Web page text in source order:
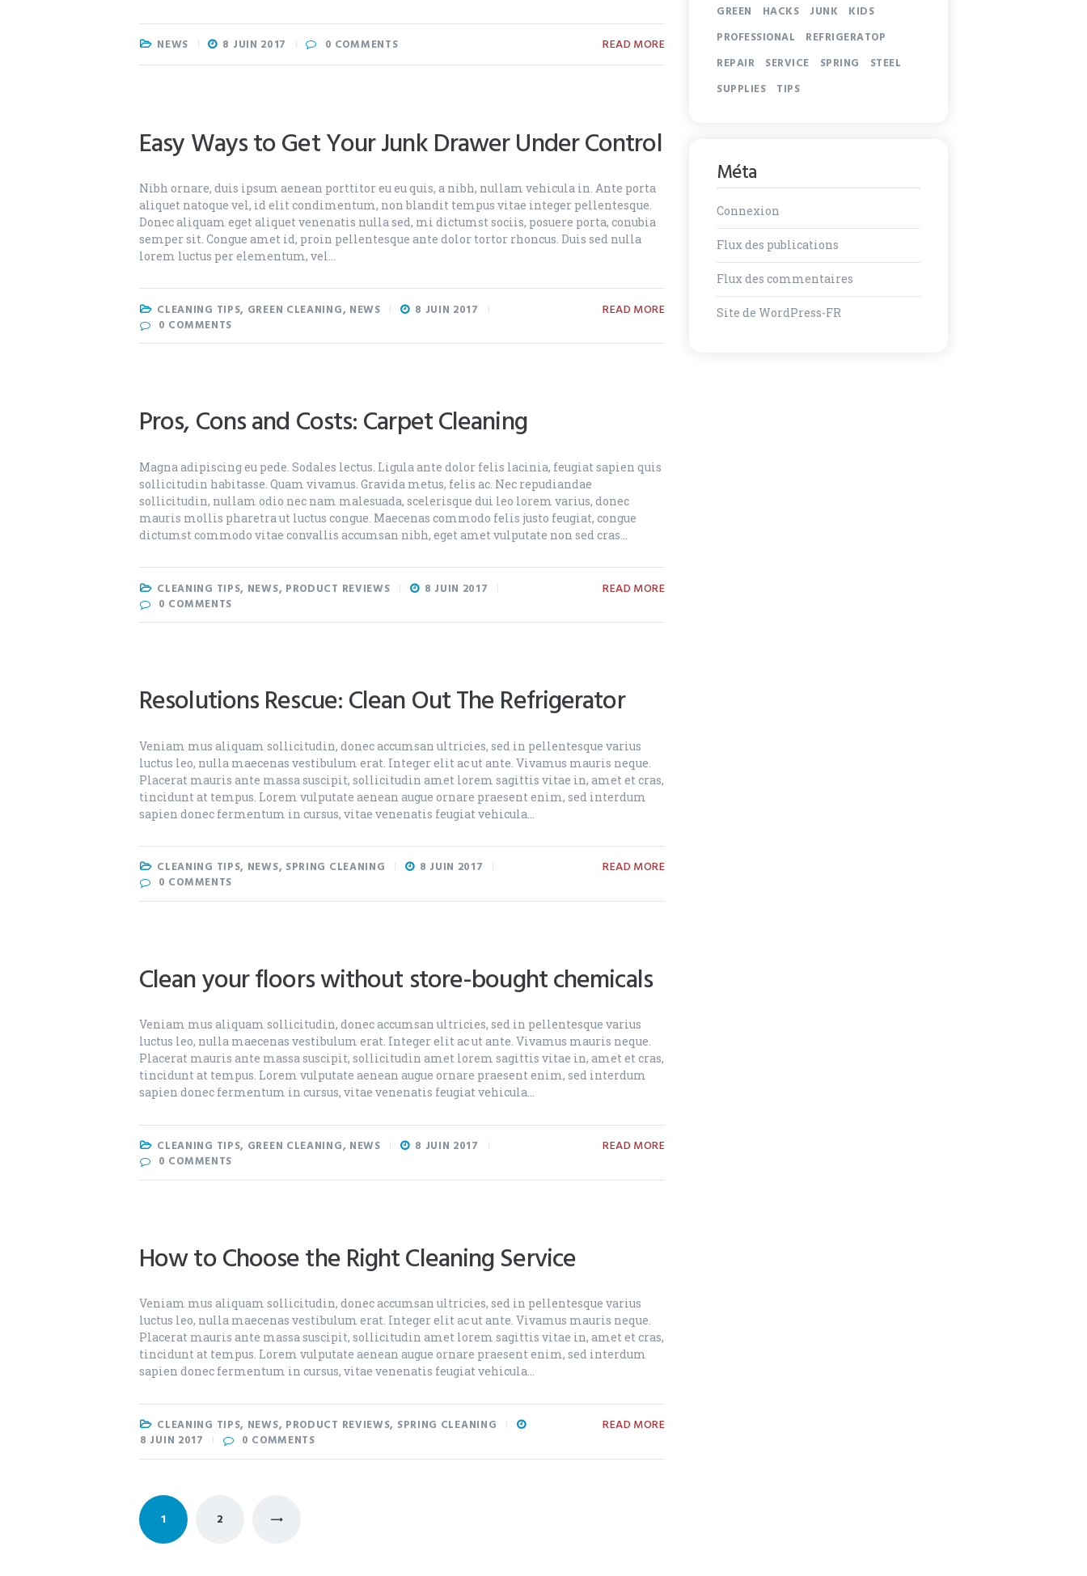
NEWS 8 JUIN 2017 0 COMMENTS READ MORE
Easy Ways to Get Your Junk Drawer Under Control
Nibh ornare, duis ipsum aenean porttitor eu eu quis, a nibh, nullam vehicula in. Ante porta
aliquet natoque vel, id elit condimentum, non blandit tempus vitae integer pellentesque.
Donec aliquam eget aliquet venenatis nulla sed, mi dictumst sociis, posuere porta, conubia
semper sit. Congue amet id, proin pellentesque ante dolor tortor rhoncus. Duis sed nulla
lorem luctus per elementum, vel…
CLEANING TIPS, GREEN CLEANING, NEWS
8 JUIN 2017
0 COMMENTS
READ MORE
Pros, Cons and Costs: Carpet Cleaning
Magna adipiscing eu pede. Sodales lectus. Ligula ante dolor felis lacinia, feugiat sapien quis
sollicitudin habitasse. Quam vivamus. Gravida metus, felis ac. Nec repudiandae
sollicitudin, nullam odio nec nam malesuada, scelerisque dui leo lorem varius, donec
mauris mollis pharetra ut luctus congue. Maecenas commodo felis justo feugiat, congue
dictumst commodo vitae convallis accumsan nibh, eget amet vulputate non sed cras…
CLEANING TIPS, NEWS, PRODUCT REVIEWS
8 JUIN 2017
0 COMMENTS
READ MORE
Resolutions Rescue: Clean Out The Refrigerator
Veniam mus aliquam sollicitudin, donec accumsan ultricies, sed in pellentesque varius
luctus leo, nulla maecenas vestibulum erat. Integer elit ac ut ante. Vivamus mauris neque.
Placerat mauris ante massa suscipit, sollicitudin amet lorem sagittis vitae in, amet et cras,
tincidunt at tempus. Lorem vulputate aenean augue ornare praesent enim, sed interdum
sapien donec fermentum in cursus, vitae venenatis feugiat vehicula…
CLEANING TIPS, NEWS, SPRING CLEANING
8 JUIN 2017
0 COMMENTS
READ MORE
Clean your floors without store-bought chemicals
Veniam mus aliquam sollicitudin, donec accumsan ultricies, sed in pellentesque varius
luctus leo, nulla maecenas vestibulum erat. Integer elit ac ut ante. Vivamus mauris neque.
Placerat mauris ante massa suscipit, sollicitudin amet lorem sagittis vitae in, amet et cras,
tincidunt at tempus. Lorem vulputate aenean augue ornare praesent enim, sed interdum
sapien donec fermentum in cursus, vitae venenatis feugiat vehicula…
CLEANING TIPS, GREEN CLEANING, NEWS
8 JUIN 2017
0 COMMENTS
READ MORE
How to Choose the Right Cleaning Service
Veniam mus aliquam sollicitudin, donec accumsan ultricies, sed in pellentesque varius
luctus leo, nulla maecenas vestibulum erat. Integer elit ac ut ante. Vivamus mauris neque.
Placerat mauris ante massa suscipit, sollicitudin amet lorem sagittis vitae in, amet et cras,
tincidunt at tempus. Lorem vulputate aenean augue ornare praesent enim, sed interdum
sapien donec fermentum in cursus, vitae venenatis feugiat vehicula…
CLEANING TIPS, NEWS, PRODUCT REVIEWS, SPRING CLEANING
8 JUIN 2017
0 COMMENTS
READ MORE
Pagination
PAGE
1 PAGE
2
GREEN
HACKS JUNK
KIDS
PROFESSIONAL
REFRIGERATOP
REPAIR
SERVICE SPRING
STEEL
SUPPLIES
TIPS
Méta
Connexion
Flux des publications
Flux des commentaires
Site de WordPress-FR